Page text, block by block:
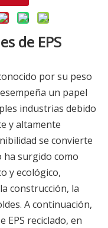
de EPS
por su peso
un papel
industrias debido
y altamente
se convierte
ha surgido como
y ecológico,
construcción, la
A continuación,
EPS reciclado, en